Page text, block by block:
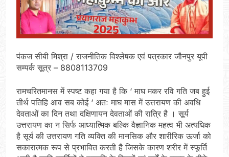
पंकज सीबी मिश्रा / राजनीतिक विश्लेषक एवं पत्रकार जौनपुर यूपी
सम्पर्क सूत्र – 8808113709
रामचरितमानस में स्पष्ट कहा गया है कि ‘ माघ मकर रवि गति जब हुई
तीर्थ पतिहि आव सब कोई ‘ अतः माघ मास में उत्तरायण की अवधि
देवताओं का दिन तथा दक्षिणायन देवताओं की रात्रि है । सूर्य
उत्तरायण का न सिर्फ आध्यात्मिक बल्कि वैज्ञानिक महत्व भी अत्यधिक
है सूर्य की उत्तरायण गति व्यक्ति की मानसिक और शारीरिक ऊर्जा को
सकारात्मक रूप से प्रभावित करती है जिसके कारण शरीर में स्फूर्ति